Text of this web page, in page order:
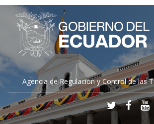
Agencia de Regulación y Control de las